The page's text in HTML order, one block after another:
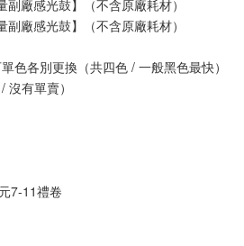
廠感光鼓】（不含原廠耗材）
廠感光鼓】（不含原廠耗材）
各別更換（共四色 / 一般黑色最快）
有單賣）
7-11禮卷